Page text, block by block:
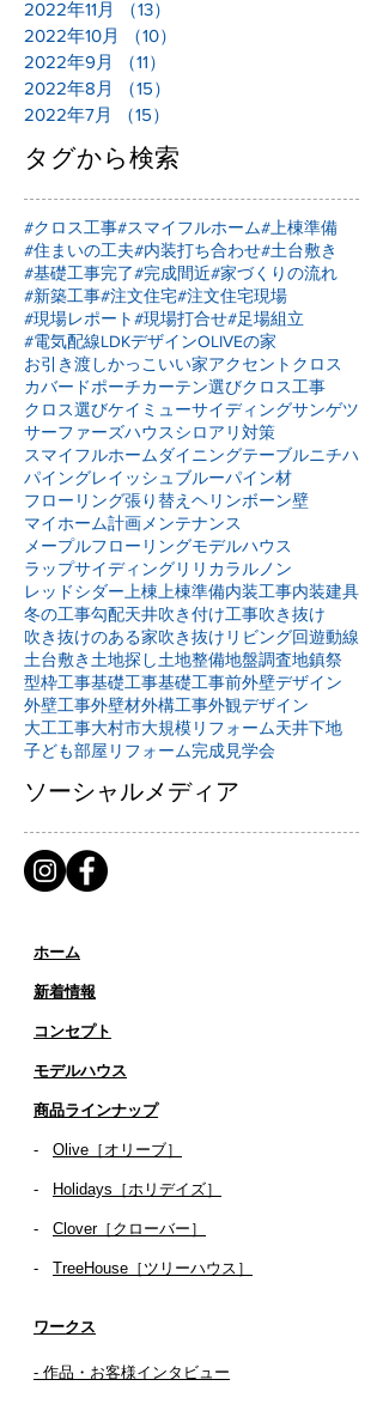
2022年11月
（13）
2022年10月
（10）
2022年9月
（11）
2022年8月
（15）
2022年7月
（15）
タグから検索
#クロス工事#スマイフルホーム#上棟準備
#住まいの工夫#内装打ち合わせ#土台敷き
#基礎工事完了#完成間近#家づくりの流れ
#新築工事#注文住宅#注文住宅現場
#現場レポート#現場打合せ#足場組立
#電気配線LDKデザインOLIVEの家
お引き渡しかっこいい家アクセントクロス
カバードポーチカーテン選びクロス工事
クロス選びケイミューサイディングサンゲツ
サーファーズハウスシロアリ対策
スマイフルホームダイニングテーブルニチハ
パイングレイッシュブルーパイン材
フローリング張り替え ヘリンボーン壁
マイホーム計画 メンテナンス
メープルフローリングモデルハウス
ラップサイディングリリカラ ルノン
レッドシダー 上棟 上棟準備内装工事内装建具
冬の工事勾配天井吹き付け工事吹き抜け
吹き抜けのある家吹き抜けリビング回遊動線
土台敷き 土地探し土地整備地盤調査地鎮祭
型枠工事基礎工事基礎工事前外壁デザイン
外壁工事外壁材外構工事外観デザイン
大工工事大村市大規模リフォーム天井下地
子ども部屋リフォーム完成見学会
ソーシャルメディア
ホーム
新着情報
コンセプト
​​モデルハウス
商品ラインナップ
- Olive［オリーブ］
- Holidays［ホリデイズ］
- ​ Clover［クローバー］
- TreeHouse［ツリーハウス］
ワークス
- 作品・お客様インタビュー